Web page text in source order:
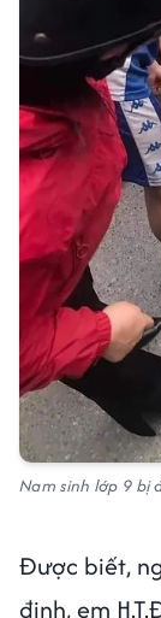
Nam sinh lớp 9 bị
Được biết,
định, em